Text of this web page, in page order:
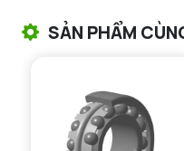
VÒNG BI KIM NTN
VÒNG BI CHẶN TRỤC NTN
SẢN PHẨM